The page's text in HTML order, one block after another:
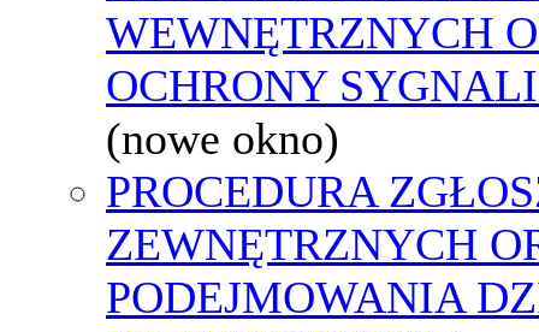
WEWNĘTRZNYCH
OCHRONY
(nowe okno)
PROCEDURA
ZEWNĘTRZNYCH
PODEJMOWANIA